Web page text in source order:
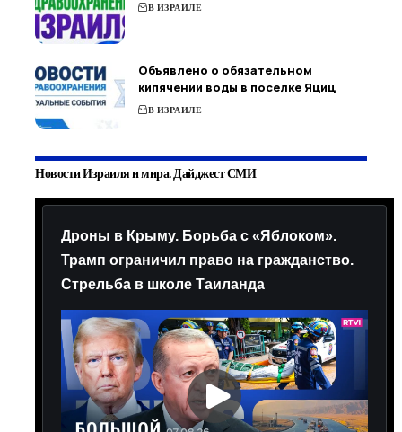
В ИЗРАИЛЕ
Объявлено о обязательном
кипячении воды в поселке Яциц
В ИЗРАИЛЕ
Новости Израиля и мира. Дайджест СМИ